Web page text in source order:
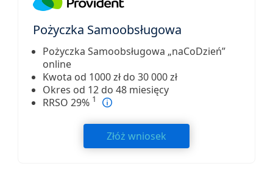
Pożyczka Samoobsługowa
Pożyczka Samoobsługowa „naCoDzień”
online
Kwota od 1000 zł do 30 000 zł
Okres od 12 do 48 miesięcy
RRSO 29% 1
Złóż wniosek